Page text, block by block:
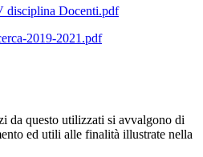
disciplina Docenti.pdf
2019-2021.pdf
da questo utilizzati si avvalgono di
ed utili alle finalità illustrate nella